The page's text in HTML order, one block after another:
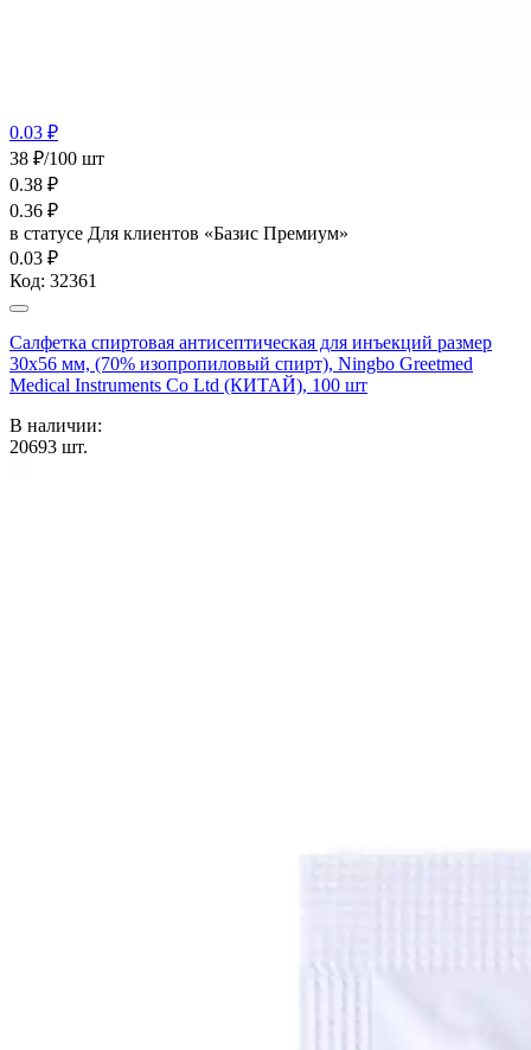
0.03 ₽
38 ₽/100 шт
0.38 ₽
0.36 ₽
в статусе Для клиентов «Базис Премиум»
0.03 ₽
Код: 32361
Салфетка спиртовая антисептическая для инъекций размер
30х56 мм, (70% изопропиловый спирт), Ningbo Greetmed
Medical Instruments Co Ltd (КИТАЙ), 100 шт
В наличии:
20693 шт.